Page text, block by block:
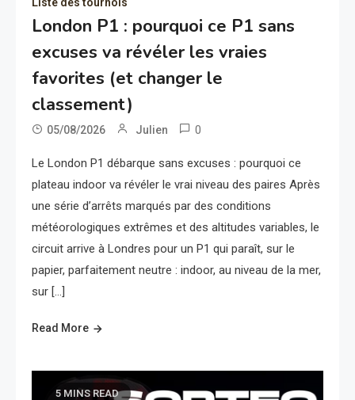
London P1 : pourquoi ce P1 sans
excuses va révéler les vraies
favorites (et changer le
classement)
05/08/2026 Julien 0
Le London P1 débarque sans excuses : pourquoi ce
plateau indoor va révéler le vrai niveau des paires Après
une série d’arrêts marqués par des conditions
météorologiques extrêmes et des altitudes variables, le
circuit arrive à Londres pour un P1 qui paraît, sur le
papier, parfaitement neutre : indoor, au niveau de la mer,
sur […]
Read More
5 MINS READ